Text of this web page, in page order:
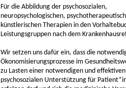
Für die Abbildung der psychosozialen,
neuropsychologischen,
künstlerischen Therapien in den
Leistungsgruppen nach dem
Wir setzen uns dafür ein, dass die
Ökonomisierungsprozesse im
zu Lasten einer notwendigen und effektiven
psychosozialen Unterstützung für